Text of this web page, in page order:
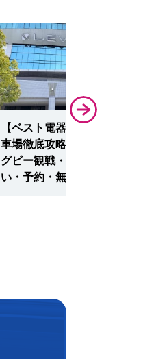
【ベスト電器スタジアム】駐
車場徹底攻略！サッカー・ラ
グビー観戦・イベントに安
い・予約・無料ならここ！